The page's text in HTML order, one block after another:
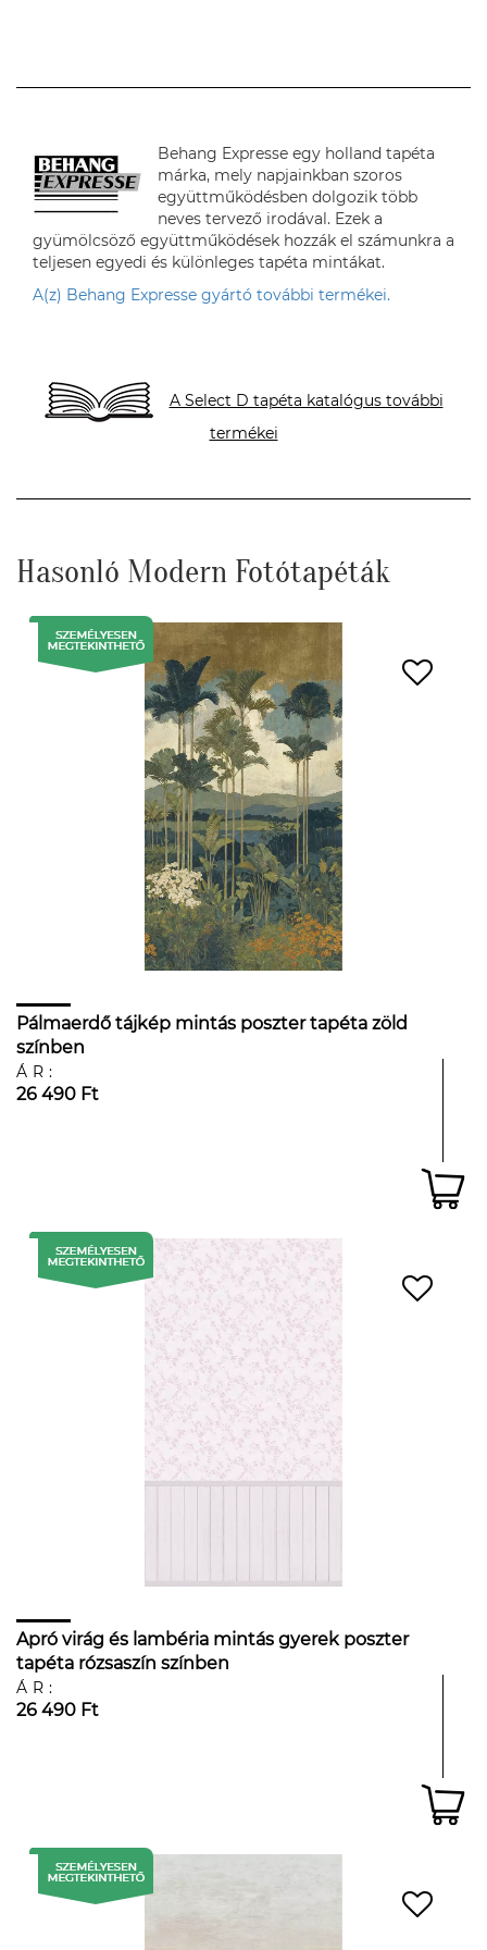
Behang Expresse egy holland tapéta
márka, mely napjainkban szoros
együttműködésben dolgozik több
neves tervező irodával. Ezek a
gyümölcsöző együttműködések hozzák el számunkra a
teljesen egyedi és különleges tapéta mintákat.
A(z) Behang Expresse gyártó további termékei.
A Select D tapéta katalógus további
termékei
Hasonló Modern Fotótapéták
Pálmaerdő tájkép mintás poszter tapéta zöld
színben
ÁR:
26 490 Ft
Apró virág és lambéria mintás gyerek poszter
tapéta rózsaszín színben
ÁR:
26 490 Ft